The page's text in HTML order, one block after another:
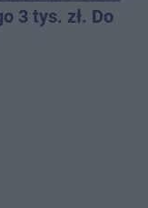
3 tys. zł. Do